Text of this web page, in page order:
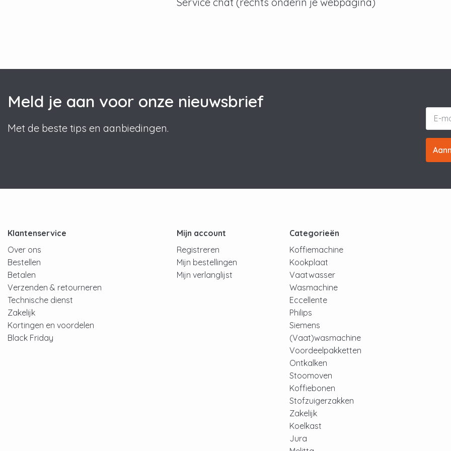
Meld je aan voor onze nieuwsbrief
Met de beste tips en aanbiedingen.
Klantenservice
Over ons
Bestellen
Betalen
Verzenden & retourneren
Technische dienst
Zakelijk
Kortingen en voordelen
Black Friday
Mijn account
Registreren
Mijn bestellingen
Mijn verlanglijst
Categorieën
Koffiemachine
Kookplaat
Vaatwasser
Wasmachine
Eccellente
Philips
Siemens
(Vaat)wasmachine
Voordeelpakketten
Ontkalken
Stoomoven
Koffiebonen
Stofzuigerzakken
Zakelijk
Koelkast
Jura